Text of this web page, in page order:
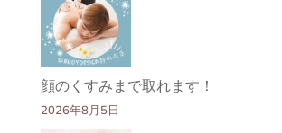
顔のくすみまで取れます！
2026年8月5日